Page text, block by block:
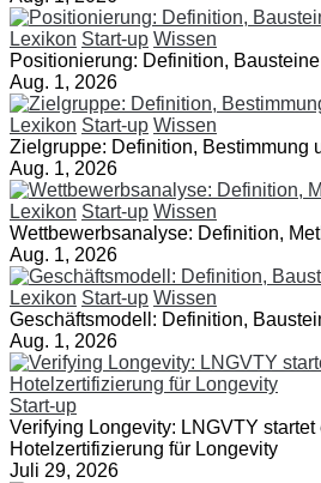
Lexikon Start-up Wissen
Positionierung: Definition,
Aug. 1, 2026
Lexikon Start-up Wissen
Zielgruppe: Definition, Bestimmung
Aug. 1, 2026
Lexikon Start-up Wissen
Wettbewerbsanalyse: Definition,
Aug. 1, 2026
Lexikon Start-up Wissen
Geschäftsmodell: Definition,
Aug. 1, 2026
Start-up
Verifying Longevity: LNGVTY
Hotelzertifizierung für Longevity
Juli 29, 2026